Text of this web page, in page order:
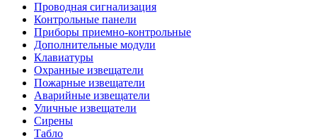
Проводная сигнализация
Контрольные панели
Приборы приемно-контрольные
Дополнительные модули
Клавиатуры
Охранные извещатели
Пожарные извещатели
Аварийные извещатели
Уличные извещатели
Сирены
Табло